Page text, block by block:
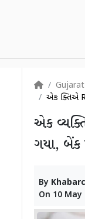
Gujarat
એક વ્યક્તિએ
એક
ગયા, બેંક
By
On 10 May